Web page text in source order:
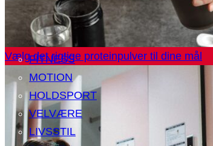
Vælg det rigtige proteinpulver til dine mål
FITNESS
MOTION
HOLDSPORT
VELVÆRE
LIVSSTIL